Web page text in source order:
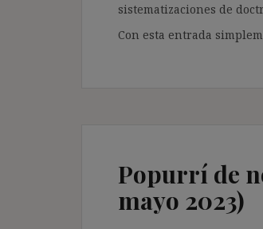
sistematizaciones de
Con esta entrada
Popurrí de
mayo 2023)